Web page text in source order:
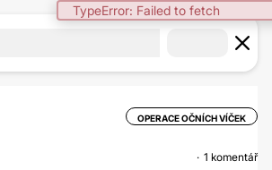
TypeError: Failed to fetch
OPERACE OČNÍCH VÍČEK
1 komentář